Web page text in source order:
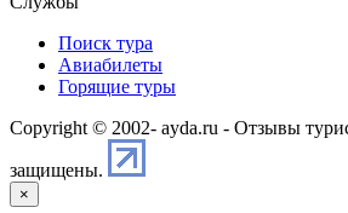
Поиск тура
Авиабилеты
Горящие туры
Copyright © 2002- ayda.ru - Отзывы
защищены.
×